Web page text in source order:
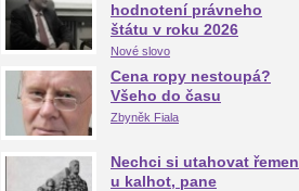
hodnotení právneho
štátu v roku 2026
Nové slovo
Cena ropy nestoupá?
Všeho do času
Zbyněk Fiala
Nechci si utahovat řemen
u kalhot, pane